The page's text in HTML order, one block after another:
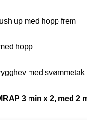
up med hopp frem
hopp
med svømmetak
3 min x 2, med 2